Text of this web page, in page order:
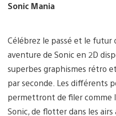
Sonic Mania
Célébrez le passé et le
aventure de Sonic en 2D
superbes graphismes rétro
par seconde. Les différents
permettront de filer comme
Sonic, de flotter dans les airs